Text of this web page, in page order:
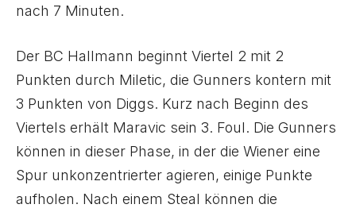
nach 7 Minuten.
Der BC Hallmann beginnt Viertel 2 mit 2
Punkten durch Miletic, die Gunners kontern mit
3 Punkten von Diggs. Kurz nach Beginn des
Viertels erhält Maravic sein 3. Foul. Die Gunners
können in dieser Phase, in der die Wiener eine
Spur unkonzentrierter agieren, einige Punkte
aufholen. Nach einem Steal können die